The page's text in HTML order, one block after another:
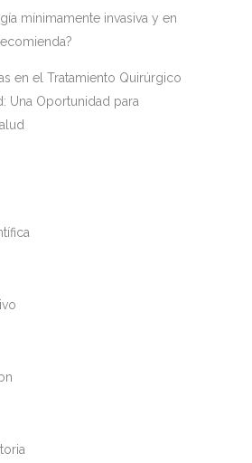
mínimamente invasiva y en
en el Tratamiento Quirúrgico
Una Oportunidad para